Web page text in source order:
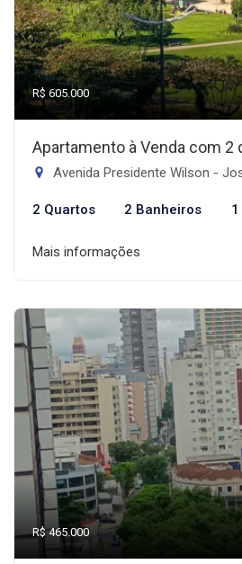
R$ 605.000
Apartamento à Venda com 2
Avenida Presidente Wilson -
2 Quartos 2 Banheiros
Mais informações
R$ 465.000